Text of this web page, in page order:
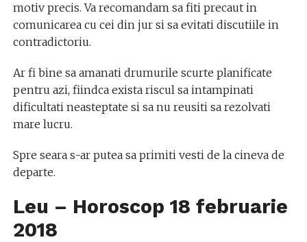
motiv precis. Va recomandam sa fiti precaut in
comunicarea cu cei din jur si sa evitati discutiile in
contradictoriu.
Ar fi bine sa amanati drumurile scurte planificate
pentru azi, fiindca exista riscul sa intampinati
dificultati neasteptate si sa nu reusiti sa rezolvati
mare lucru.
Spre seara s-ar putea sa primiti vesti de la cineva de
departe.
Leu – Horoscop 18 februarie
2018